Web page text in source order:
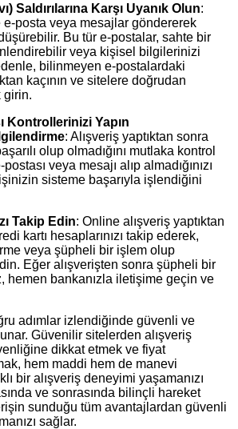
Saldırılarına Karşı Uyanık Olun:
e-posta veya mesajlar göndererek
Bu tür e-postalar, sahte bir
veya kişisel bilgilerinizi
bilinmeyen e-postalardaki
kaçının ve sitelere doğrudan
girin.
Kontrollerinizi Yapın
: Alışveriş yaptıktan sonra
olup olmadığını mutlaka kontrol
veya mesajı alıp almadığınızı
sisteme başarıyla işlendiğini
Takip Edin: Online alışveriş yaptıktan
kartı hesaplarınızı takip ederek,
veya şüpheli bir işlem olup
Eğer alışverişten sonra şüpheli bir
hemen bankanızla iletişime geçin ve
adımlar izlendiğinde güvenli ve
Güvenilir sitelerden alışveriş
dikkat etmek ve fiyat
hem maddi hem de manevi
bir alışveriş deneyimi yaşamanızı
ve sonrasında bilinçli hareket
sunduğu tüm avantajlardan güvenli
sağlar.